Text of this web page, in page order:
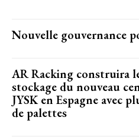
Nouvelle gouvernance
AR Racking construira
stockage du nouveau
JYSK en Espagne avec
de palettes